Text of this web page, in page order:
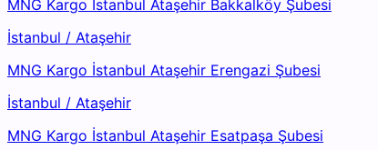
MNG Kargo İstanbul Ataşehir Bakkalköy Şubesi
İstanbul / Ataşehir
MNG Kargo İstanbul Ataşehir Erengazi Şubesi
İstanbul / Ataşehir
MNG Kargo İstanbul Ataşehir Esatpaşa Şubesi